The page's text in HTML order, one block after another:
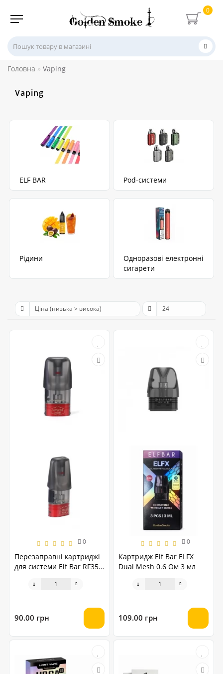
0
Головна Vaping
Vaping
ELF BAR Pod-системи
Рідини
Одноразові електронні
сигарети
0
Перезаправні картриджі
для системи Elf Bar RF350
90.00 грн
0
Картридж Elf Bar ELFX
Dual Mesh 0.6 Ом 3 мл
109.00 грн